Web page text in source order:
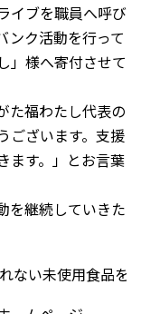
イブを職員へ呼び
ンク活動を行って
」様へ寄付させて
た福わたし代表の
ございます。支援
ます。」とお言葉
を継続していきた
ない未使用食品